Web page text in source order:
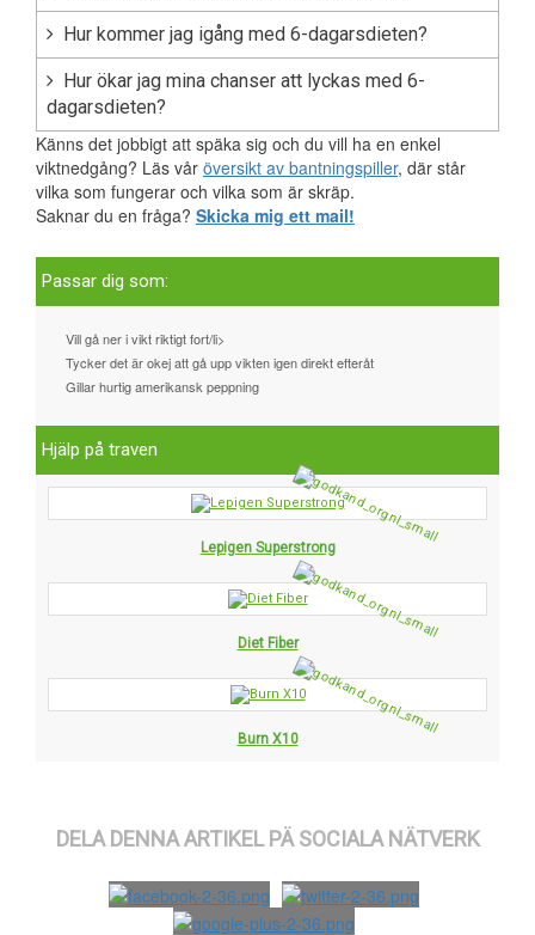
Hur kommer jag igång med 6-dagarsdieten?
Hur ökar jag mina chanser att lyckas med 6-
dagarsdieten?
Känns det jobbigt att späka sig och du vill ha en enkel
viktnedgång? Läs vår översikt av bantningspiller, där står
vilka som fungerar och vilka som är skräp.
Saknar du en fråga? Skicka mig ett mail!
Passar dig som:
Vill gå ner i vikt riktigt fort/li>
Tycker det är okej att gå upp vikten igen direkt efteråt
Gillar hurtig amerikansk peppning
Hjälp på traven
Lepigen Superstrong
Diet Fiber
Burn X10
DELA DENNA ARTIKEL PÄ SOCIALA NÄTVERK